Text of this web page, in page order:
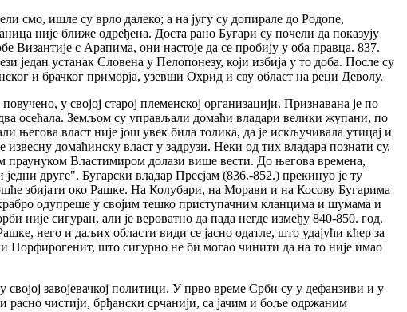
смо, ишле су врло далеко; а на југу су допирале до Родопе,
није ближе одређена. Доста рано Бугари су почели да показују
с Арапима, они настоје да се пробију у оба правца. 837.
један устанак Словена у Пелопонезу, који избија у то доба. После су
и брачког приморја, узевши Охрид и сву област на реци Деволу.
у својој старој племенској организацији. Признавана је по
осећала. Земљом су управљали домаћи владари велики жупани, по
његова власт није још увек била толика, да је искључивала утицај и
домаћинску власт у задрузи. Неки од тих владара познати су,
Властимиром долази више вести. До његова времена,
друге". Бугарски владар Пресјам (836.-852.) прекинуо је ту
збијати око Рашке. На Колубари, на Морави и на Косову Бугарима
одупреше у својим тешко приступачним кланцима и шумама и
није сигуран, али је вероватно да пада негде између 840-850. год.
него и даљих области види се јасно одатле, што удајући кћер за
Порфирогенит, што сигурно не би могао чинити да на то није имао
завојевачкој политици. У прво време Срби су у дефанзиви и у
расно чистији, брђански срчанији, са јачим и боље одржаним